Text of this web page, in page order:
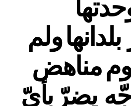
ولم
مناهض
يضرّ بأيّ